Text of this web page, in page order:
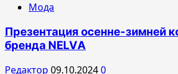
ВЕСНА-
ЛЕТО
Мода
Презентация осенне-зимней
бренда NELVА
Редактор 09.10.20240